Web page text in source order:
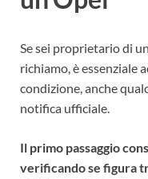
Se sei proprietario di
richiamo, è essenziale
condizione, anche
notifica ufficiale.
Il primo passaggio
verificando se figura